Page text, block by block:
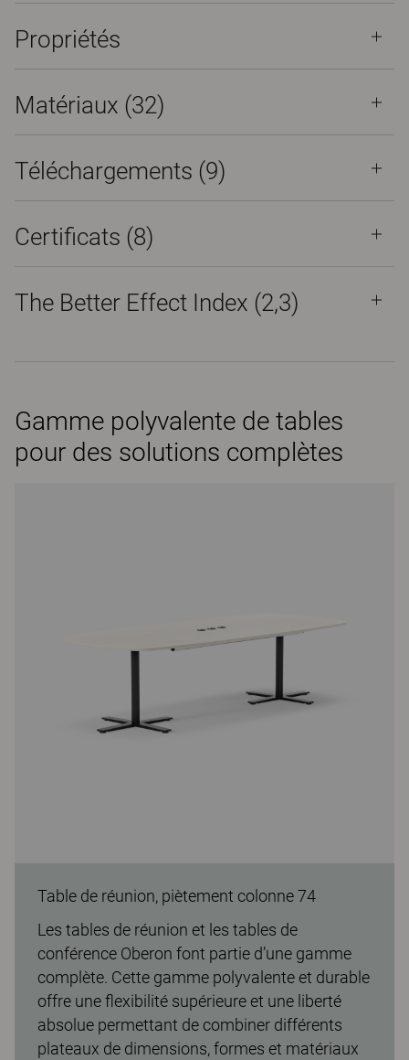
Propriétés
Matériaux (32)
Téléchargements (9)
Certificats (8)
The Better Effect Index (2,3)
Gamme polyvalente de tables
pour des solutions complètes
Table de réunion, piètement colonne 74
Les tables de réunion et les tables de
conférence Oberon font partie d’une gamme
complète. Cette gamme polyvalente et durable
offre une flexibilité supérieure et une liberté
absolue permettant de combiner différents
plateaux de dimensions, formes et matériaux